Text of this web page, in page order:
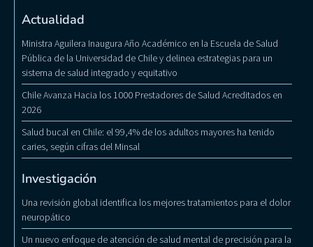
Actualidad
Ministra Aguilera Inaugura Año Académico en la Escuela de Salud
Pública de la Universidad de Chile y delinea estrategias para un
sistema de salud integrado y equitativo
Chile Avanza Hacia los 1000 Prestadores de Salud Acreditados en
2026
Salud bucal en Chile: el 99,4% de los adultos mayores ha tenido
caries, según cifras del Minsal
Investigación
Una revisión global identifica los mejores tratamientos para el dolor
neuropático
Un nuevo enfoque de atención de salud mental de precisión para la